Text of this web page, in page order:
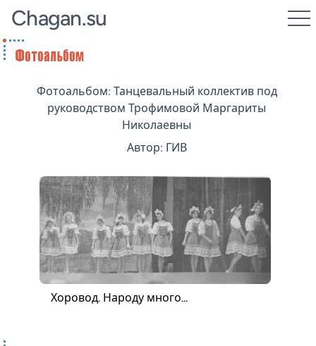
Chagan.su
Фотоальбом: Танцевальный коллектив под
руководством Трофимовой Маргариты
Николаевны
Автор: ГИВ
Хоровод. Народу много...